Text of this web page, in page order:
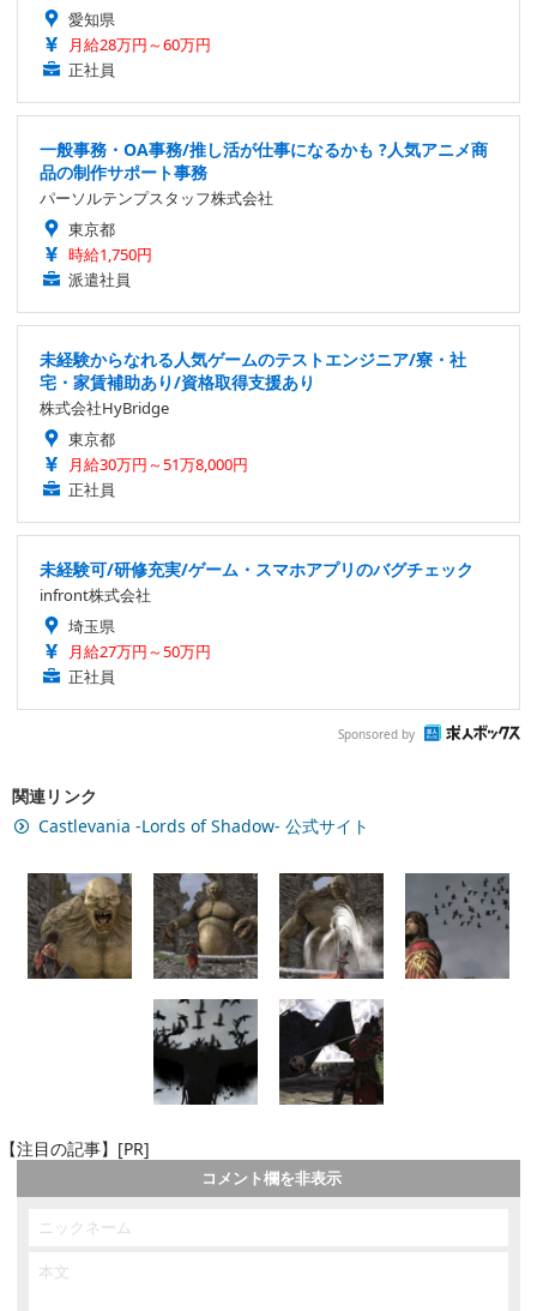
愛知県
月給28万円～60万円
正社員
一般事務・OA事務/推し活が仕事になるかも ?人気アニメ商
品の制作サポート事務
パーソルテンプスタッフ株式会社
東京都
時給1,750円
派遣社員
未経験からなれる人気ゲームのテストエンジニア/寮・社
宅・家賃補助あり/資格取得支援あり
株式会社HyBridge
東京都
月給30万円～51万8,000円
正社員
未経験可/研修充実/ゲーム・スマホアプリのバグチェック
infront株式会社
埼玉県
月給27万円～50万円
正社員
Sponsored by
関連リンク
Castlevania -Lords of Shadow- 公式サイト
【注目の記事】[PR]
コメント欄を非表示